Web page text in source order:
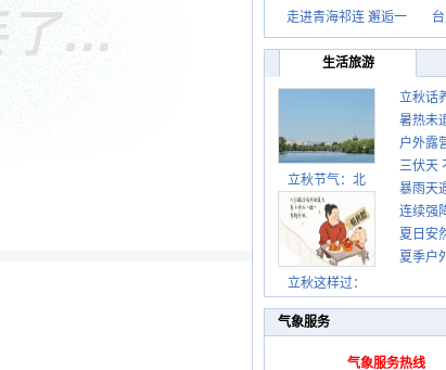
走进青海祁连 邂逅一
生活旅游
立秋节气：北
立秋这样过：
立秋话
先清暑
暑热未
肩颈不
户外露
攻略请
三伏天
请收好
暴雨天
示请收
连续强
这些前
夏日安
贴士
夏季户
气象服务
气象服务热线